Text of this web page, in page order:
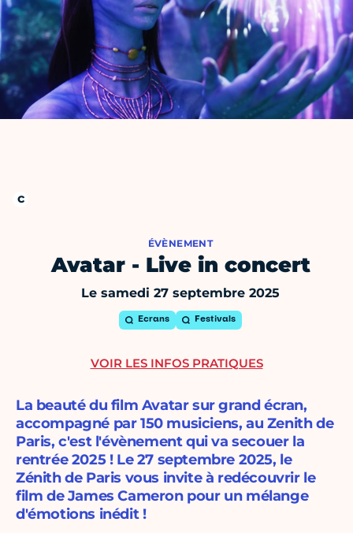
ÉVÈNEMENT
Avatar - Live in concert
Le samedi 27 septembre 2025
Ecrans Festivals
La beauté du film Avatar sur grand écran,
accompagné par 150 musiciens, au Zenith de
Paris, c'est l'évènement qui va secouer la
rentrée 2025 ! Le 27 septembre 2025, le
Zénith de Paris vous invite à redécouvrir le
film de James Cameron pour un mélange
d'émotions inédit !
VOIR LES INFOS PRATIQUES